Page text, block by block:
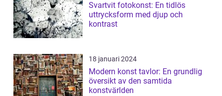
Svartvit fotokonst: En tidlös
uttrycksform med djup och
kontrast
18 januari 2024
Modern konst tavlor: En grundlig
översikt av den samtida
konstvärlden